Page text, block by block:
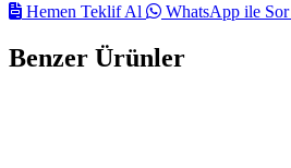
Hemen Teklif Al
WhatsApp ile Sor
Benzer Ürünler